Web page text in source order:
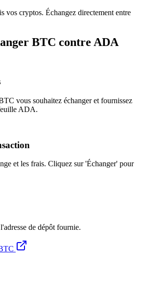
vos cryptos. Échangez directement entre
BTC contre ADA
vous souhaitez échanger et fournissez
ADA.
et les frais. Cliquez sur 'Échanger' pour
de dépôt fournie.